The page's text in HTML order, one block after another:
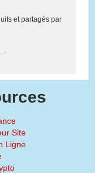
et partagés par
.
Site
Ligne